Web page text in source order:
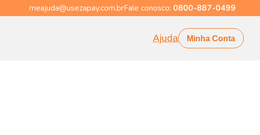
meajuda@usezapay.com.brFale conosco: 0800-887-0499
Ajuda Minha Conta